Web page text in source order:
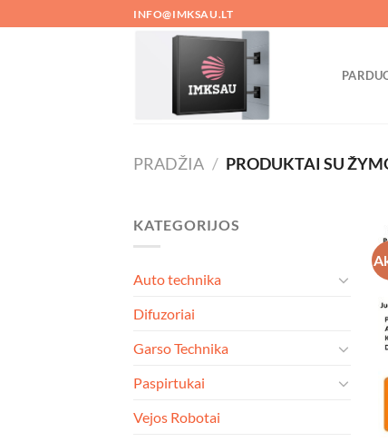
to
INFO@IMKSAU.LT
PRADŽIA / PRODUKTAI SU
KATEGORIJOS
Auto technika
Difuzoriai
Garso Technika
Paspirtukai
Vejos Robotai